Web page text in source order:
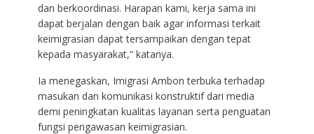
dan berkoordinasi. Harapan kami, kerja sama ini
dapat berjalan dengan baik agar informasi terkait
keimigrasian dapat tersampaikan dengan tepat
kepada masyarakat,” katanya.
Ia menegaskan, Imigrasi Ambon terbuka terhadap
masukan dan komunikasi konstruktif dari media
demi peningkatan kualitas layanan serta penguatan
fungsi pengawasan keimigrasian.